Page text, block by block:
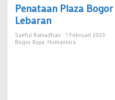
Bogor
Dimulai
Lebaran
Penataan Plaza
Lebaran
Saeful Ramadhan
1 Februari 2023
Bogor Raya, Humaniora